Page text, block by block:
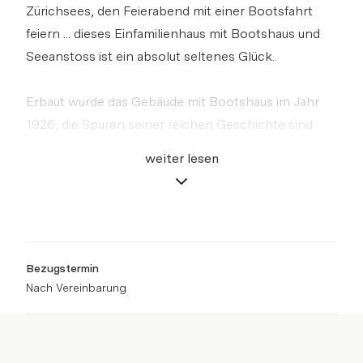
Zürichsees, den Feierabend mit einer Bootsfahrt
feiern ... dieses Einfamilienhaus mit Bootshaus und
Seeanstoss ist ein absolut seltenes Glück.
Erbaut wurde das Gebäude mit Bootshaus im Jahr
1926, die Spuren seiner reichen Geschichte sind
weiter lesen
Bezugstermin
Nach Vereinbarung